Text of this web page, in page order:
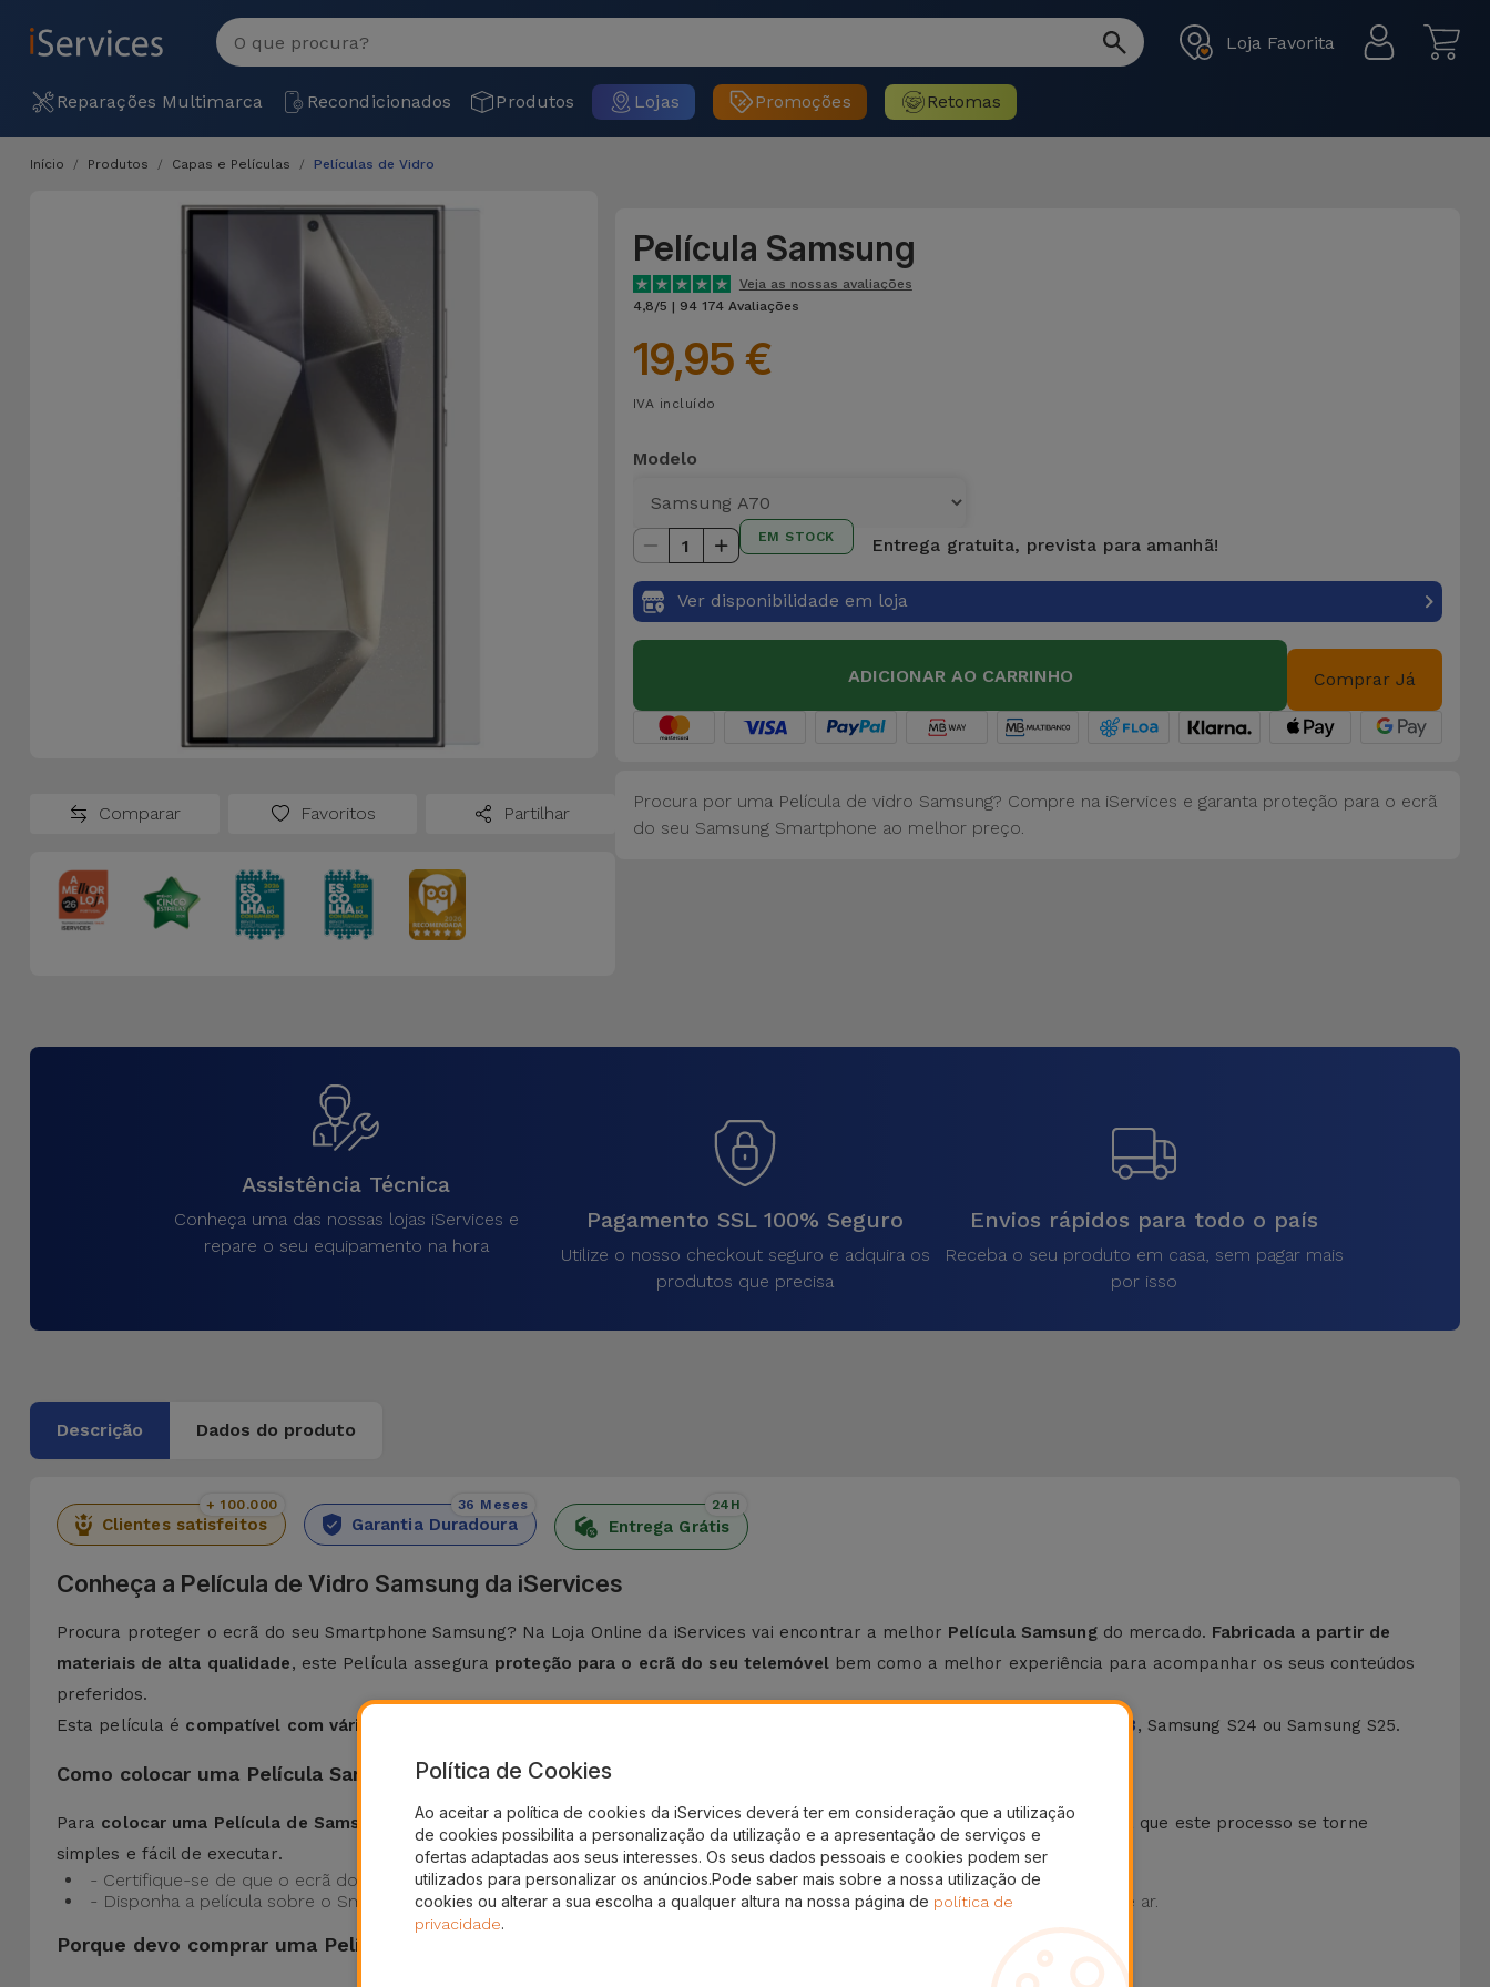
Loja Favorita
Reparações Multimarca Recondicionados Produtos Lojas Promoções Retomas
MENU
Ver
Início Produtos Capas e Películas Películas de Vidro
Comparar Favoritos Partilhar
Película Samsung
Veja as nossas avaliações
4,8/5 | 94 174 Avaliações
19,95 €
IVA incluído
Modelo
1 EM STOCK Entrega gratuita, prevista para amanhã!
Ver disponibilidade em loja
ADICIONAR AO CARRINHO Comprar Já
Procura por uma Película de vidro Samsung? Compre na iServices e garanta proteção para o ecrã
do seu Samsung Smartphone ao melhor preço.
Assistência Técnica
Conheça uma das nossas lojas iServices e
repare o seu equipamento na hora
Pagamento SSL 100% Seguro
Utilize o nosso checkout seguro e adquira os
produtos que precisa
Envios rápidos para todo o país
Receba o seu produto em casa, sem pagar mais
por isso
Descrição Dados do produto
Clientes satisfeitos
+ 100.000
Garantia Duradoura
36 Meses
Entrega Grátis
24H
Conheça a Película de Vidro Samsung da iServices
Procura proteger o ecrã do seu Smartphone Samsung? Na Loja Online da iServices vai encontrar a melhor Película Samsungdo mercado. Fabricada a partir de
materiais de alta qualidade, este Película assegura proteção para o ecrã do seu telemóvelbem como a melhor experiência para acompanhar os seus conteúdos
preferidos.
Esta película é compatível com vários modelos Samsung S23, Samsung S24 ou Samsung S25.
Como colocar uma Película Samsung?
Para colocar uma Película de Samsung é muito simples. Na iServices, as películas de vidro para Samsungpossuem um kit
para que este processo se torne
simples e fácil de executar.
- Certifique-se de que o ecrã do seu Samsung está limpo. Para tal, utilize um pano seco.
- Disponha a película sobre o Smartphone Samsung, fazendo pressão do centro para as laterais, eliminando qualquer bolha de ar.
Porque devo comprar uma Película Samsung da iServices?
Política de Cookies
Ao aceitar a política de cookies da iServices deverá ter em consideração que a utilização
de cookies possibilita a personalização da utilização e a apresentação de serviços e
ofertas adaptadas aos seus interesses. Os seus dados pessoais e cookies podem ser
utilizados para personalizar os anúncios.Pode saber mais sobre a nossa utilização de
cookies ou alterar a sua escolha a qualquer altura na nossa página de política de
privacidade.